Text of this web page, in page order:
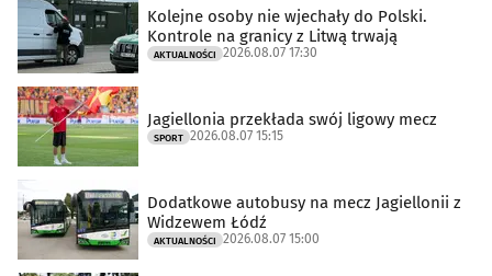
Kolejne osoby nie wjechały do Polski.
Kontrole na granicy z Litwą trwają
AKTUALNOŚCI 2026.08.07 17:30
Jagiellonia przekłada swój ligowy mecz
SPORT 2026.08.07 15:15
Dodatkowe autobusy na mecz Jagiellonii z
Widzewem Łódź
AKTUALNOŚCI 2026.08.07 15:00